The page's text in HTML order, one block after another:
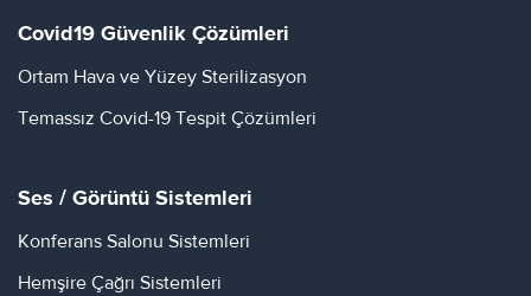
Covid19 Güvenlik Çözümleri
Ortam Hava ve Yüzey Sterilizasyon
Temassız Covid-19 Tespit Çözümleri
Ses / Görüntü Sistemleri
Konferans Salonu Sistemleri
Hemşire Çağrı Sistemleri